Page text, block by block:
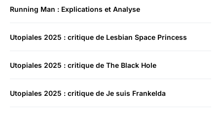
Running Man : Explications et Analyse
Utopiales 2025 : critique de Lesbian Space Princess
Utopiales 2025 : critique de The Black Hole
Utopiales 2025 : critique de Je suis Frankelda